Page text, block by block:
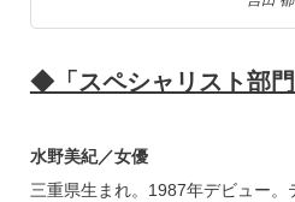
◆「スペシャリスト部
水野美紀／女優
三重県生まれ。1987年デビュー。